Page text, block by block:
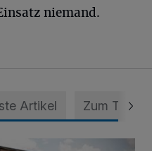
niemand.
Artikel Zum Thema